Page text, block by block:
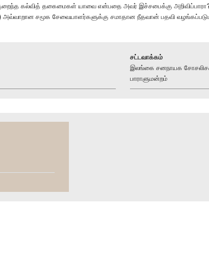
கல்வித் தகைமைகள் யாவை என்பதை அவர் இச்சபைக்கு
சமூக சேவையாளர்களுக்கு சமாதான நீதவான் பதவி
சட்டவாக்கம்
இலங்கை சனநாயக சோசலிசக்
பாராளுமன்றம்